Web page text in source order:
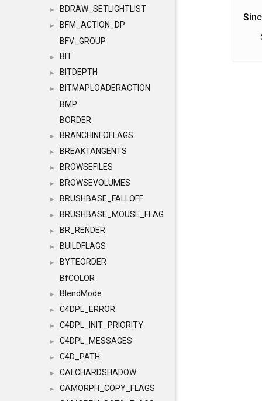
► BDRAW_SETLIGHTLIST
►
BFM_ACTION_DP
BFV_GROUP
► BIT
► BITDEPTH
►
BITMAPLOADERACTION
BMP
BORDER
► BRANCHINFOFLAGS
► BREAKTANGENTS
► BROWSEFILES
► BROWSEVOLUMES
► BRUSHBASE_FALLOFF
► BRUSHBASE_MOUSE_FLAG
► BR_RENDER
► BUILDFLAGS
►
BYTEORDER
BfCOLOR
► BlendMode
► C4DPL_ERROR
► C4DPL_INIT_PRIORITY
► C4DPL_MESSAGES
► C4D_PATH
► CALCHARDSHADOW
►
CAMORPH_COPY_FLAGS